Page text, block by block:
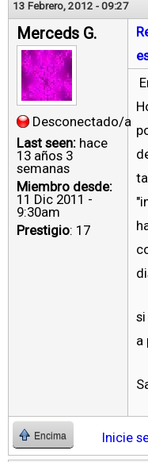
13 Febrero, 2012 - 09:27
Merceds G.
Desconectado/a
Last seen: hace
13 años 3
semanas
Miembro desde:
11 Dic 2011 -
9:30am
Prestigio: 17
a
Encima Inicie